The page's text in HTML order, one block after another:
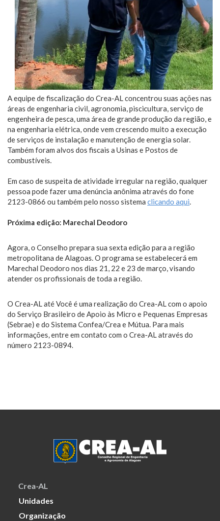
A equipe de fiscalização do Crea-AL concentrou suas ações nas
áreas de engenharia civil, agronomia, piscicultura, serviço de
engenheira de pesca, uma área de grande produção da região, e
na engenharia elétrica, onde vem crescendo muito a execução
de serviços de instalação e manutenção de energia solar.
Também foram alvos dos fiscais a Usinas e Postos de
combustíveis.
Em caso de suspeita de atividade irregular na região, qualquer
pessoa pode fazer uma denúncia anônima através do fone
2123-0866 ou também pelo nosso sistema clicando aqui.
Próxima edição: Marechal Deodoro
Agora, o Conselho prepara sua sexta edição para a região
metropolitana de Alagoas. O programa se estabelecerá em
Marechal Deodoro nos dias 21, 22 e 23 de março, visando
atender os profissionais de toda a região.
O Crea-AL até Você é uma realização do Crea-AL com o apoio
do Serviço Brasileiro de Apoio às Micro e Pequenas Empresas
(Sebrae) e do Sistema Confea/Crea e Mútua. Para mais
informações, entre em contato com o Crea-AL através do
número 2123-0894.
Crea-AL
Unidades
Organização